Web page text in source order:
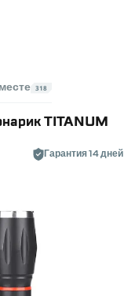
318
TITANUM
Гарантия 14 дней